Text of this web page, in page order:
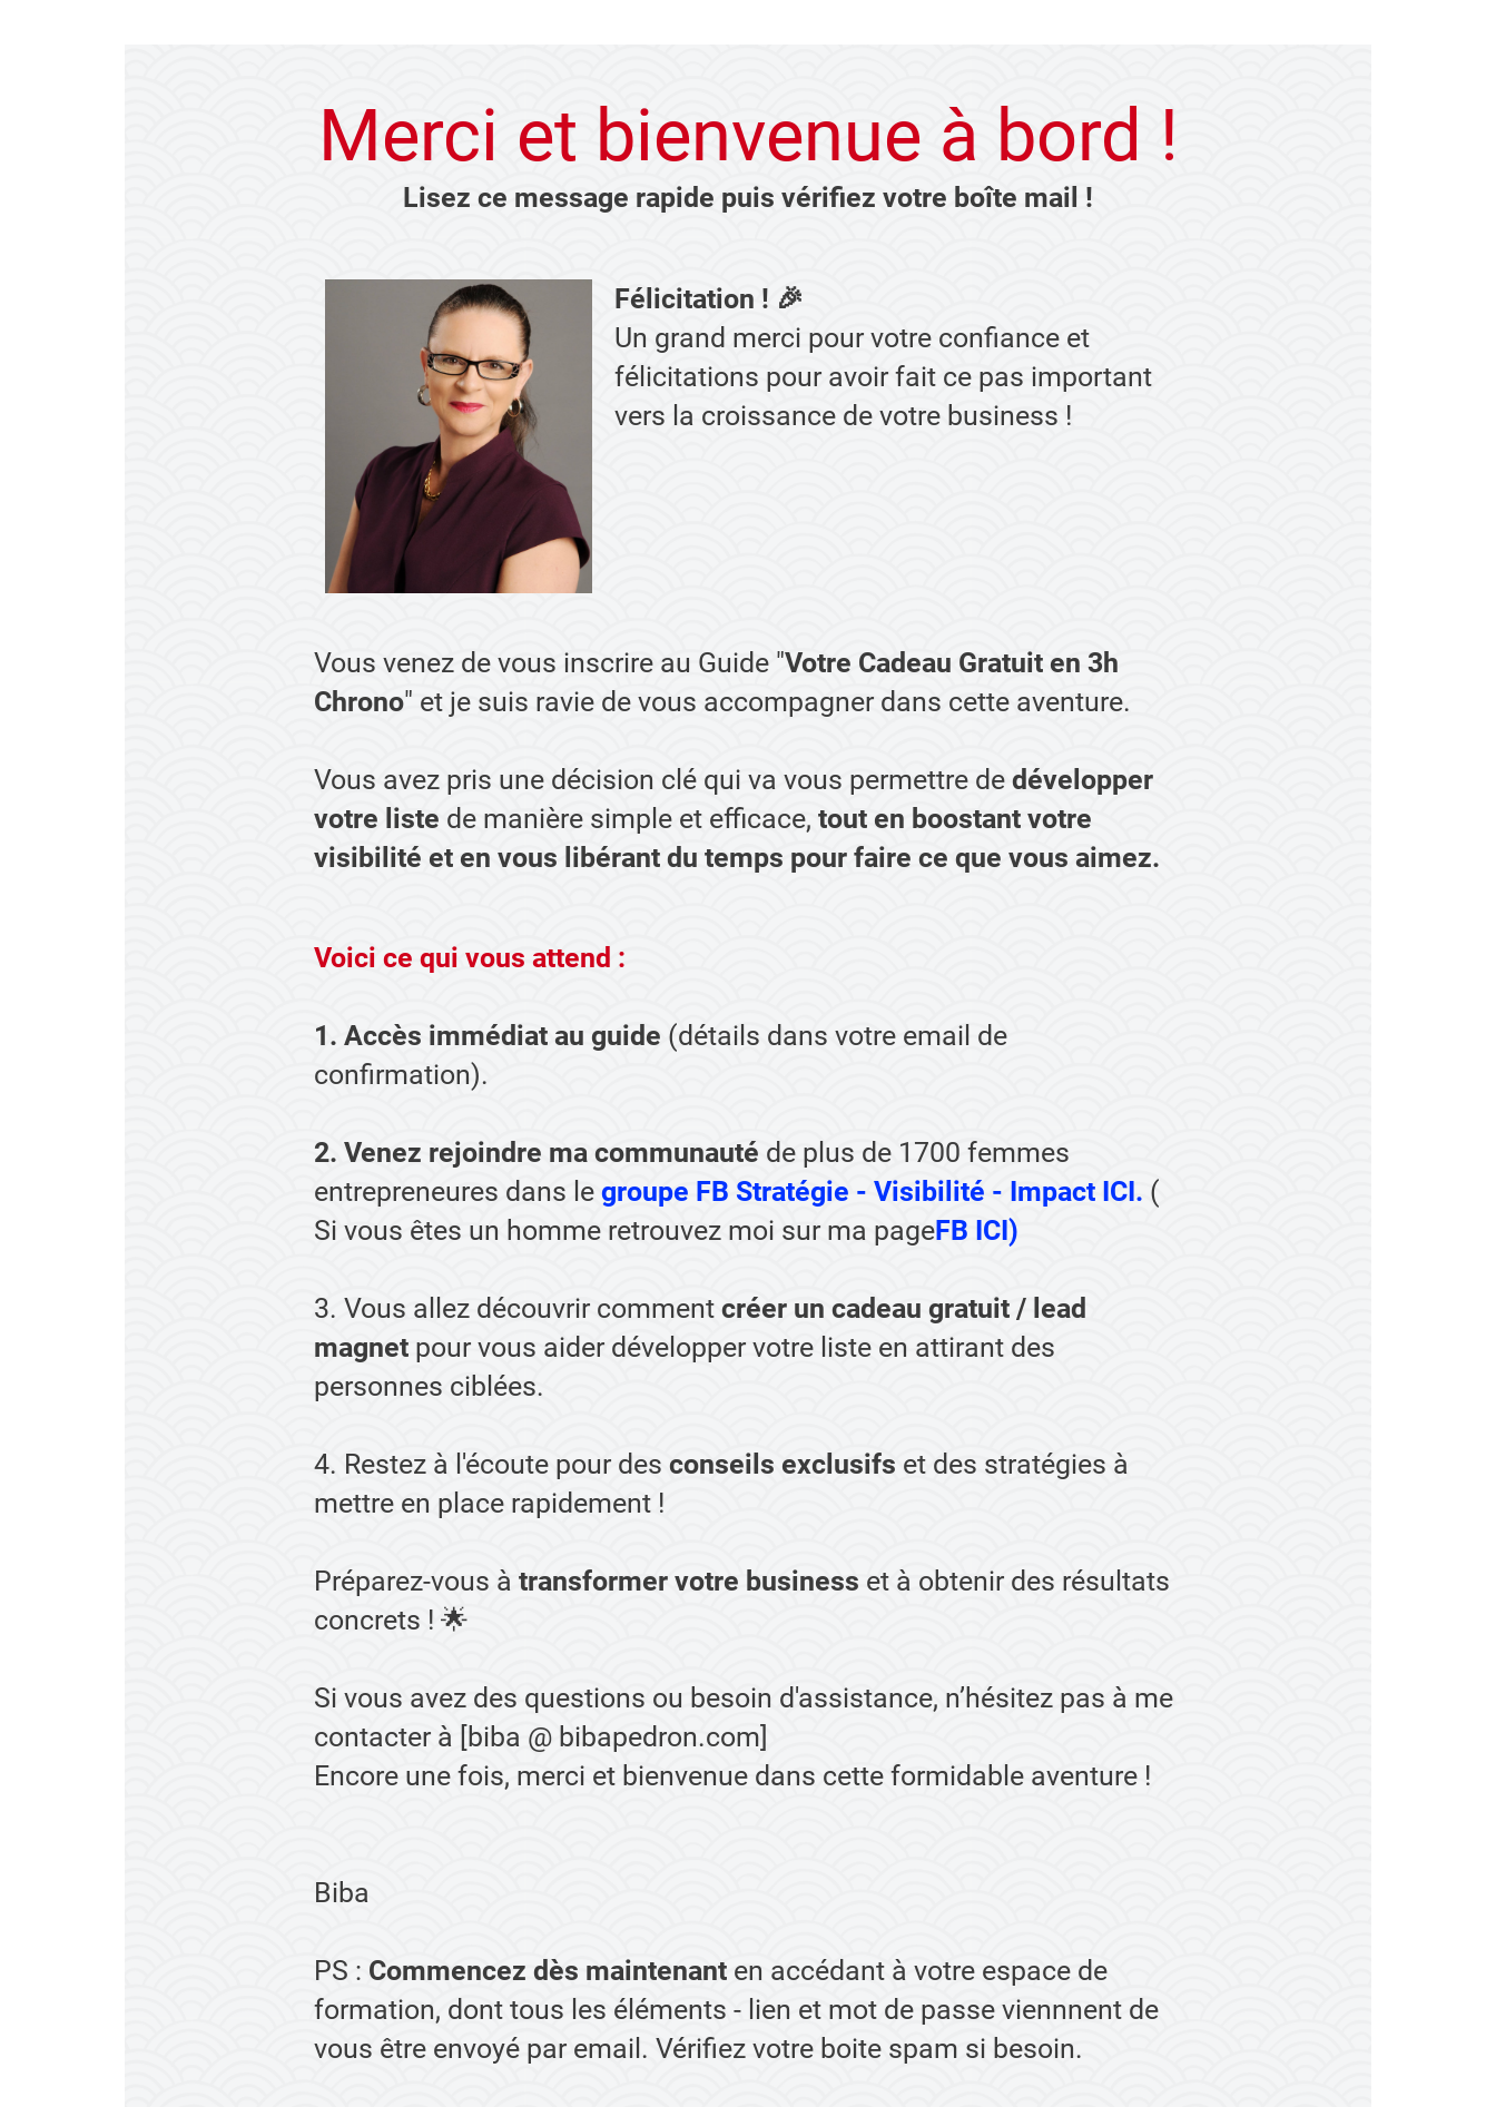
Merci et bienvenue à bord !
Lisez ce message rapide puis vérifiez votre boîte mail !
Félicitation ! 🎉
Un grand merci pour votre confiance et
félicitations pour avoir fait ce pas important
vers la croissance de votre business !
Vous venez de vous inscrire au Guide "Votre Cadeau Gratuit en 3h
Chrono" et je suis ravie de vous accompagner dans cette aventure.
Vous avez pris une décision clé qui va vous permettre de développer
votre liste de manière simple et efficace, tout en boostant votre
visibilité et en vous libérant du temps pour faire ce que vous aimez.
Voici ce qui vous attend :
1. Accès immédiat au guide (détails dans votre email de
confirmation).
2. Venez rejoindre ma communauté de plus de 1700 femmes
entrepreneures dans le groupe FB Stratégie - Visibilité - Impact ICI. (
Si vous êtes un homme retrouvez moi sur ma pageFB ICI)
3. Vous allez découvrir comment créer un cadeau gratuit / lead
magnet pour vous aider développer votre liste en attirant des
personnes ciblées.
4. Restez à l'écoute pour des conseils exclusifs et des stratégies à
mettre en place rapidement !
Préparez-vous à transformer votre business et à obtenir des résultats
concrets ! 🌟
Si vous avez des questions ou besoin d'assistance, n’hésitez pas à me
contacter à [biba @ bibapedron.com]
Encore une fois, merci et bienvenue dans cette formidable aventure !
Biba
PS : Commencez dès maintenant en accédant à votre espace de
formation, dont tous les éléments - lien et mot de passe viennnent de
vous être envoyé par email. Vérifiez votre boite spam si besoin.